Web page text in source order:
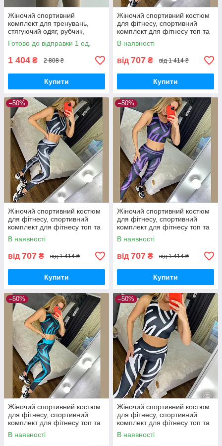
Жіночий спортивний
комплект для тренувань,
стягуючий одяг, рубчик,
лосини+топ+рашгард,
костюм для фітнесу
Готово до відправки 1 од.
1 404 ₴ 2 808 ₴
Купити
Жіночий спортивний костюм
для фітнесу, спортивний
комплект для фітнесу топ та
лосини Damask 08
В наявності
від 707 ₴ від 1 414 ₴
Купити
–50%
Жіночий спортивний костюм
для фітнесу, спортивний
комплект для фітнесу топ та
лосини Damask 09
В наявності
від 707 ₴ від 1 414 ₴
Купити
–50%
Жіночий спортивний костюм
для фітнесу, спортивний
комплект для фітнесу топ та
лосини Damask 10
В наявності
від 707 ₴ від 1 414 ₴
Купити
–50%
Жіночий спортивний костюм
для фітнесу, спортивний
комплект для фітнесу топ та
лосини Damask 11
В наявності
–50%
Жіночий спортивний костюм
для фітнесу, спортивний
комплект для фітнесу топ та
лосини Damask 12
В наявності